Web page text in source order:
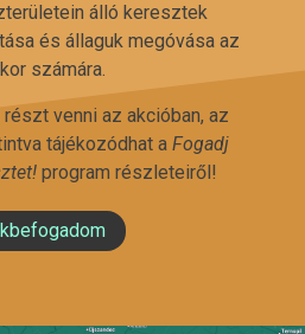
álló keresztek
és állaguk megóvása az
számára.
venni az akcióban, az
tájékozódhat a Fogadj
program részleteiről!